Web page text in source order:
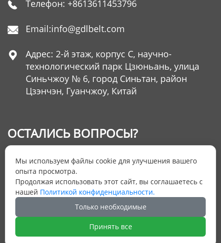
 Телефон: +8613611453796
 Email:info@gdlbelt.com

Адрес: 2-й этаж, корпус C, научно-
технологический парк Цзюньань, улица
Синьчжоу № 6, город Синьтан, район
Цзэнчэн, Гуанчжоу, Китай
ОСТАЛИСЬ ВОПРОСЫ?
ответим на них
ОТПРАВИТЬ ЗАЯВКУ
Мы используем файлы cookie для улучшения вашего
опыта просмотра.
Продолжая использовать этот сайт, вы соглашаетесь с
нашей Политикой конфиденциальности.
Только необходимые
Принять все